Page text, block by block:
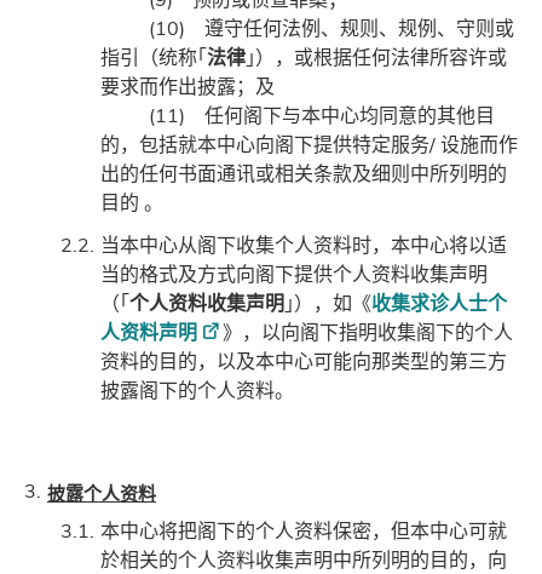
(10) 遵守任何法例、规则、规例、守则或
指引（统称｢ 法律 ｣），或根据任何法律所容许或
要求而作出披露；及
(11) 任何阁下与本中心均同意的其他目
的，包括就本中心向阁下提供特定服务/ 设施而作
出的任何书面通讯或相关条款及细则中所列明的
目的 。
当本中心从阁下收集个人资料时，本中心将以适
当的格式及方式向阁下提供个人资料收集声明
（｢ 个人资料收集声明 ｣），如《收集求诊人士个
人资料声明
》，以向阁下指明收集阁下的个人
资料的目的，以及本中心可能向那类型的第三方
披露阁下的个人资料。
披露个人资料
本中心将把阁下的个人资料保密，但本中心可就
於相关的个人资料收集声明中所列明的目的，向